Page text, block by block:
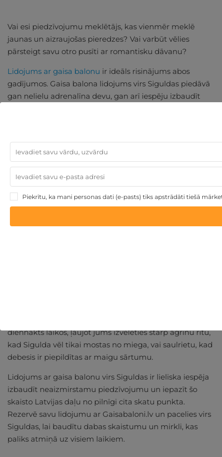
Vai esi piedzīvojumu meklētājs, kas vienmēr meklē
jaunas un aizraujošas pieredzes? Vai varbūt vēlies
pārsteigt savu otro pusīti ar romantisku dāvanu?
Lidojums ar gaisa balonu ir ideāls risinājums abos
gadījumos. Gaisa balona lidojums virs Siguldas piedāvā
gan nelielu adrenalīna devu, gan arī iespēju izbaudīt
jubilejām, kāzām vai vienkārši romantiskaiatpūtai kopā
ar mīļoto cilvēku.
Iepazīstiet Siguldas skaistumu
no debesīm
diennakts laikos, ļaujot jums izvēlēties starp agrīnu rītu,
kad Sigulda vēl tikai mostas no miega, vai saulrietu, kad
debesis ir piepildītas ar maigu sārtumu.
Lidojums ar gaisa balonu virs Siguldas ir lieliska iespēja
izbaudīt neaizmirstamu piedzīvojumu un iepazīt šo
skaisto Latvijas daļu no pilnīgi cita skatu punkta.
Rezervē savu lidojumu ar Gaisabaloni.lv un pacelies virs
Siguldas, lai baudītu dabas skaistumu un mirkli, kas
paliks atmiņā uz visiem laikiem.
Piekrītu, ka mani personas dati (e-pasts) tiks apstrādāti tiešā